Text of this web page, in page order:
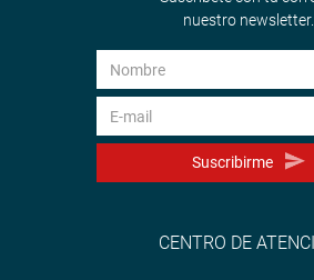
nuestro newsletter.
Suscribirme
CENTRO DE